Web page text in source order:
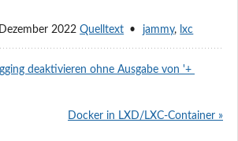
2022 Quelltext jammy, lxc
deaktivieren ohne Ausgabe von '+
Docker in LXD/LXC-Container »